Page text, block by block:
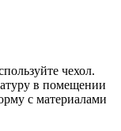
чехол.
в помещении
с материалами